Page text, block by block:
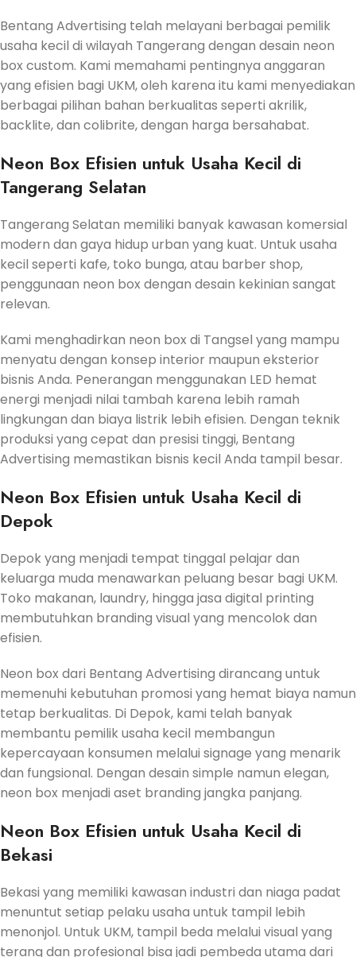
Bentang Advertising telah melayani berbagai pemilik
usaha kecil di wilayah Tangerang dengan desain neon
box custom. Kami memahami pentingnya anggaran
yang efisien bagi UKM, oleh karena itu kami menyediakan
berbagai pilihan bahan berkualitas seperti akrilik,
backlite, dan colibrite, dengan harga bersahabat.
Neon Box Efisien untuk Usaha Kecil di
Tangerang Selatan
Tangerang Selatan memiliki banyak kawasan komersial
modern dan gaya hidup urban yang kuat. Untuk usaha
kecil seperti kafe, toko bunga, atau barber shop,
penggunaan neon box dengan desain kekinian sangat
relevan.
Kami menghadirkan neon box di Tangsel yang mampu
menyatu dengan konsep interior maupun eksterior
bisnis Anda. Penerangan menggunakan LED hemat
energi menjadi nilai tambah karena lebih ramah
lingkungan dan biaya listrik lebih efisien. Dengan teknik
produksi yang cepat dan presisi tinggi, Bentang
Advertising memastikan bisnis kecil Anda tampil besar.
Neon Box Efisien untuk Usaha Kecil di
Depok
Depok yang menjadi tempat tinggal pelajar dan
keluarga muda menawarkan peluang besar bagi UKM.
Toko makanan, laundry, hingga jasa digital printing
membutuhkan branding visual yang mencolok dan
efisien.
Neon box dari Bentang Advertising dirancang untuk
memenuhi kebutuhan promosi yang hemat biaya namun
tetap berkualitas. Di Depok, kami telah banyak
membantu pemilik usaha kecil membangun
kepercayaan konsumen melalui signage yang menarik
dan fungsional. Dengan desain simple namun elegan,
neon box menjadi aset branding jangka panjang.
Neon Box Efisien untuk Usaha Kecil di
Bekasi
Bekasi yang memiliki kawasan industri dan niaga padat
menuntut setiap pelaku usaha untuk tampil lebih
menonjol. Untuk UKM, tampil beda melalui visual yang
terang dan profesional bisa jadi pembeda utama dari